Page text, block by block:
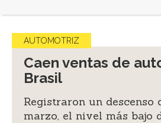
AUTOMOTRIZ
Caen ventas de
Brasil
Registraron un descenso
marzo, el nivel más bajo